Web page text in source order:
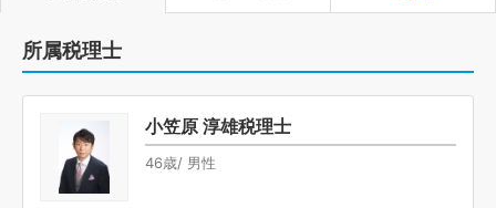
所属税理士
小笠原 淳雄税理士
46歳/ 男性